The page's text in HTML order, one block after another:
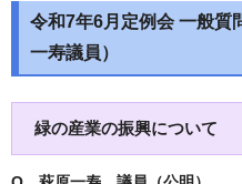
令和7年6月定例会 一般質
一寿議員）
緑の産業の振興について